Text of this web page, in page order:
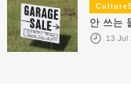
안 쓰는
13 Jul